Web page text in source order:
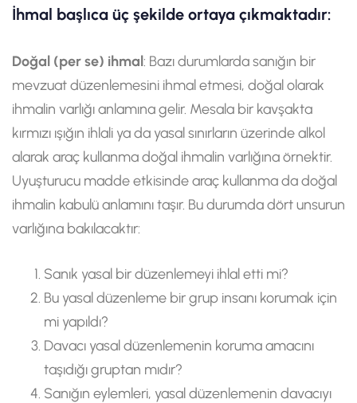
İhmal başlıca üç şekilde ortaya çıkmaktadır:
Doğal (per se) ihmal: Bazı durumlarda sanığın bir
mevzuat düzenlemesini ihmal etmesi, doğal olarak
ihmalin varlığı anlamına gelir. Mesala bir kavşakta
kırmızı ışığın ihlali ya da yasal sınırların üzerinde alkol
alarak araç kullanma doğal ihmalin varlığına örnektir.
Uyuşturucu madde etkisinde araç kullanma da doğal
ihmalin kabulü anlamını taşır. Bu durumda dört unsurun
varlığına bakılacaktır:
Sanık yasal bir düzenlemeyi ihlal etti mi?
Bu yasal düzenleme bir grup insanı korumak için
mi yapıldı?
Davacı yasal düzenlemenin koruma amacını
taşıdığı gruptan mıdır?
Sanığın eylemleri, yasal düzenlemenin davacıyı